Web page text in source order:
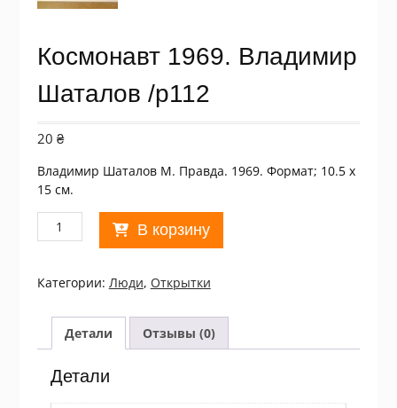
Космонавт 1969. Владимир
Шаталов /p112
20 ₴
Владимир Шаталов М. Правда. 1969. Формат; 10.5 х
15 см.
Количество
товара
1969.
Владимир
Шаталов
/p112
В корзину
Категории: Люди, Открытки
Детали Отзывы (0)
Детали